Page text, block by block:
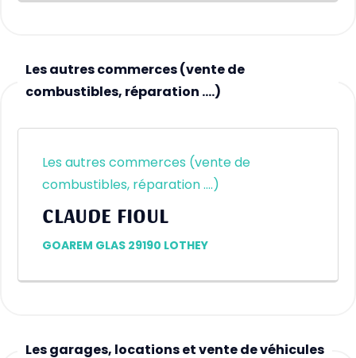
Les autres commerces (vente de
combustibles, réparation ….)
Les autres commerces (vente de
combustibles, réparation ….)
CLAUDE FIOUL
GOAREM GLAS 29190 LOTHEY
Les garages, locations et vente de véhicules